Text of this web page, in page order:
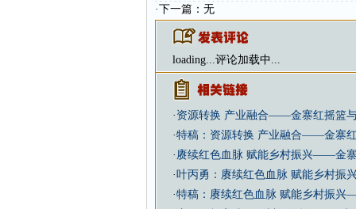
·下一篇：无
loading...评论加载中...
· 资源转换 产业融合——金寨红摇篮
·特稿：资源转换 产业融合——金寨
· 赓续红色血脉 赋能乡村振兴——金
·叶丙勇：赓续红色血脉 赋能乡村振
·特稿：赓续红色血脉 赋能乡村振兴